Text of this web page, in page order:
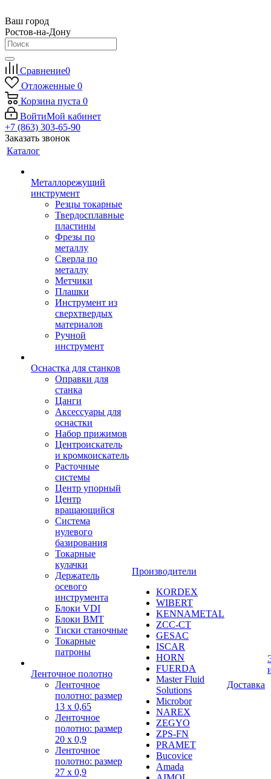
Ваш город
Ростов-на-Дону
Сравнение0
Отложенные 0
Корзина пуста 0
ВойтиМой кабинет
+7 (863) 303-65-90
Заказать звонок
Каталог
Металлорежущий
инструмент
Резцы токарные
Твердосплавные
пластины
Фрезы по
металлу
Сверла по
металлу
Метчики
Плашки
Инструмент из
сверхтвердых
материалов
Ручной
инструмент
Оснастка для станков
Оправки для
станка
Цанги
Аксессуары для
оснастки
Набор прижимов
Центроискатель
и кромкоискатель
Расточные
системы
Центр упорный
Центр
вращающийся
Система
нулевого
базирования
Токарные
кулачки
Держатель
осевого
инструмента
Блоки VDI
Блоки BMT
Тиски станочные
Токарные
патроны
Ленточное полотно
Ленточное
полотно: размер
13 х 0,65
Ленточное
полотно: размер
20 х 0,9
Ленточное
полотно: размер
27 х 0,9
Производители
KORDEX
WIBERT
KENNAMETAL
ZCC-CT
GESAC
ISCAR
HORN
FUERDA
Master Fluid
Solutions
Microbor
NAREX
ZEGYO
ZPS-FN
PRAMET
Bucovice
Amada
Доставка